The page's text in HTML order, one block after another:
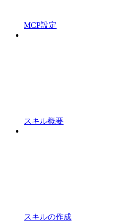
MCP設定
スキル概要
スキルの作成